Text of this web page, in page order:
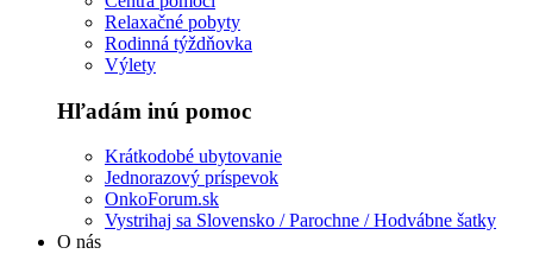
Relaxačné pobyty
Rodinná týždňovka
Výlety
Hľadám inú pomoc
Krátkodobé ubytovanie
Jednorazový príspevok
OnkoForum.sk
Vystrihaj sa Slovensko / Parochne / Hodvábne šatky
O nás